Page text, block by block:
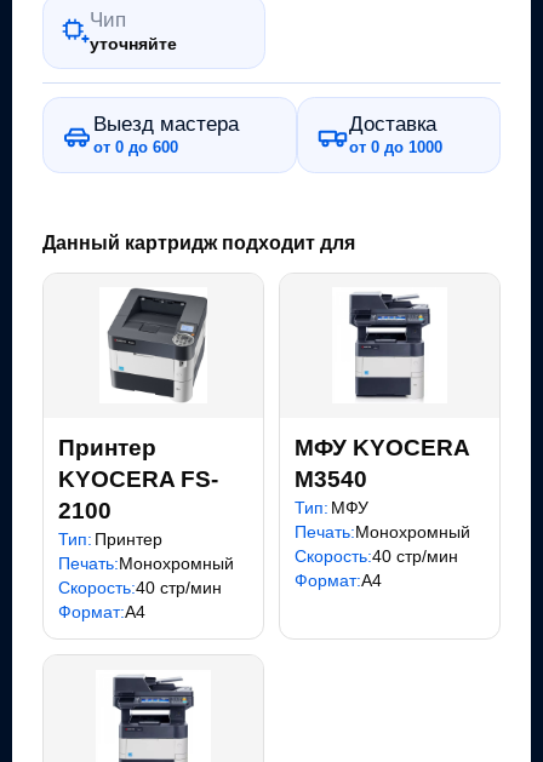
Чип
уточняйте
Выезд мастера
от 0 до 600
Доставка
от 0 до 1000
Данный картридж подходит для
Принтер
KYOCERA FS-
2100
Тип: Принтер
Печать:Монохромный
Скорость:40 стр/мин
Формат:A4
МФУ KYOCERA
M3540
Тип: МФУ
Печать:Монохромный
Скорость:40 стр/мин
Формат:A4